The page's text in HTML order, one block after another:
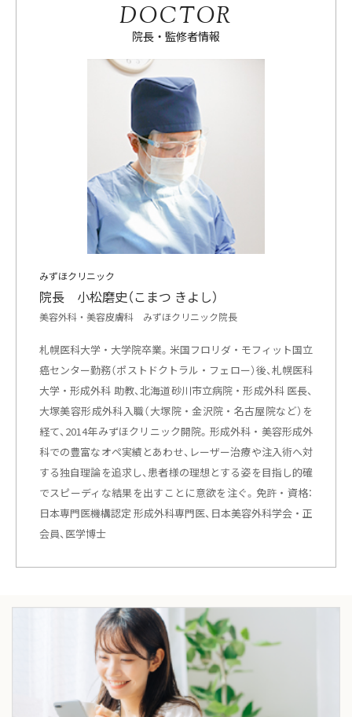
DOCTOR
院長・監修者情報
みずほクリニック
院長 小松磨史（こまつ きよし）
美容外科・美容皮膚科 みずほクリニック院長
札幌医科大学・大学院卒業。米国フロリダ・モフィット国立
癌センター勤務（ポストドクトラル・フェロー）後、札幌医科
大学・形成外科 助教、北海道砂川市立病院・形成外科 医長、
大塚美容形成外科入職（大塚院・金沢院・名古屋院など）を
経て、2014年みずほクリニック開院。形成外科・美容形成外
科での豊富なオペ実績とあわせ、レーザー治療や注入術へ対
する独自理論を追求し、患者様の理想とする姿を目指し的確
でスピーディな結果を出すことに意欲を注ぐ。免許・資格：
日本専門医機構認定 形成外科専門医、日本美容外科学会・正
会員、医学博士